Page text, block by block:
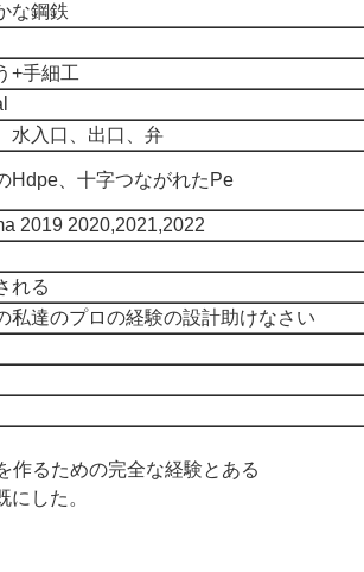
な鋼鉄
+手細工
水入口、出口、弁
Hdpe、十字つながれたPe
2019 2020,2021,2022
れる
私達のプロの経験の設計助けなさい
作るための完全な経験とある
した。